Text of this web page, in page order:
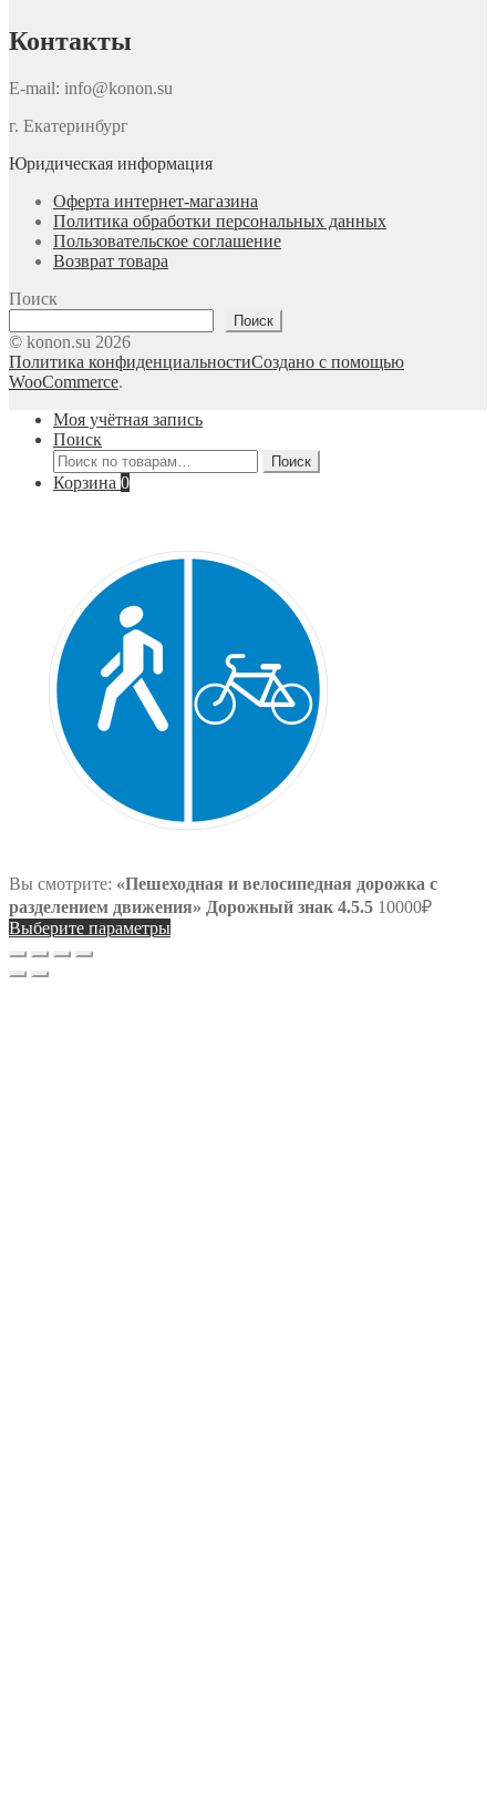
Контакты
E-mail: info@konon.su
г. Екатеринбург
Юридическая информация
Оферта интернет-магазина
Политика обработки персональных данных
Пользовательское соглашение
Возврат товара
Поиск
Поиск
© konon.su 2026
Политика конфиденциальностиСоздано с помощью
WooCommerce.
Моя учётная запись
Поиск
Искать:
Поиск
Корзина 0
Вы смотрите: «Пешеходная и велосипедная дорожка с
разделением движения» Дорожный знак 4.5.5 10000₽
Выберите параметры